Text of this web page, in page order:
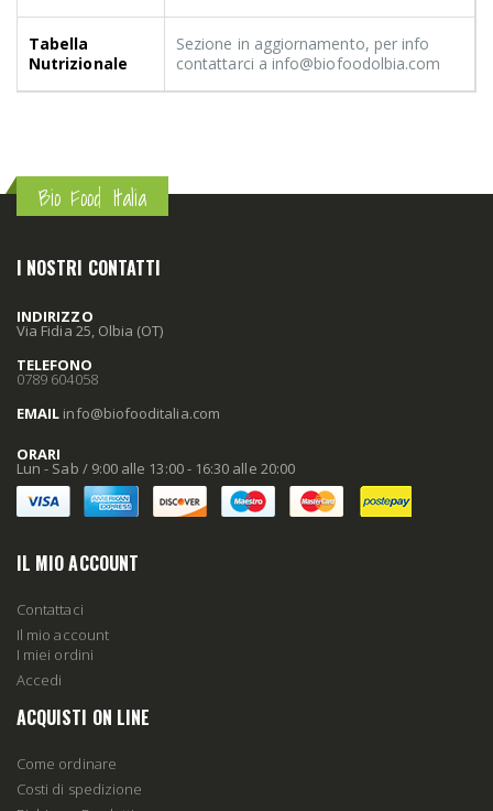
Tabella
Nutrizionale
Sezione in aggiornamento, per info
contattarci a info@biofoodolbia.com
Bio Food Italia
I NOSTRI CONTATTI
INDIRIZZO
Via Fidia 25, Olbia (OT)
TELEFONO
0789 604058
EMAIL info@biofooditalia.com
ORARI
Lun - Sab / 9:00 alle 13:00 - 16:30 alle 20:00
IL MIO ACCOUNT
Contattaci
Il mio account
I miei ordini
Accedi
ACQUISTI ON LINE
Come ordinare
Costi di spedizione